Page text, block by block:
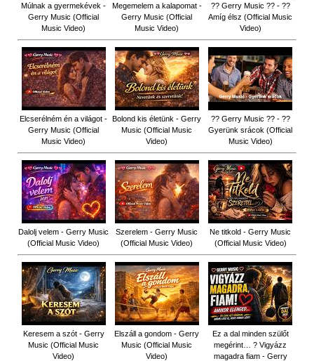
Múlnak a gyermekévek -
Gerry Music (Official
Music Video)
Megemelem a kalapomat -
Gerry Music (Official
Music Video)
?? Gerry Music ?? - ??
Amíg élsz (Official Music
Video)
Elcserélném én a világot -
Gerry Music (Official
Music Video)
Bolond kis életünk - Gerry
Music (Official Music
Video)
?? Gerry Music ?? - ??
Gyerünk srácok (Official
Music Video)
Dalolj velem - Gerry Music
(Official Music Video)
Szerelem - Gerry Music
(Official Music Video)
Ne titkold - Gerry Music
(Official Music Video)
Keresem a szót - Gerry
Music (Official Music
Video)
Elszáll a gondom - Gerry
Music (Official Music
Video)
Ez a dal minden szülőt
megérint… ? Vigyázz
magadra fiam - Gerry